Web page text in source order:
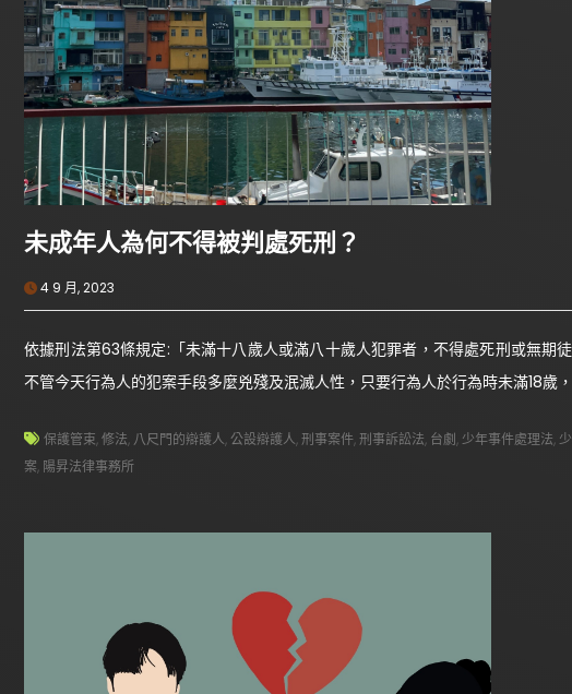
未成年人為何不得被判處死刑？
4 9 月, 2023
依據刑法第63條規定:「未滿十八歲人或滿八十歲人犯罪者，不得處死刑或無期
不管今天行為人的犯案手段多麼兇殘及泯滅人性，只要行為人於行為時未滿18歲
保護管束,修法, 八尺門的辯護人, 公設辯護人,刑事案件,刑事訴訟法, 台劇,少年事件處理法,
案, 陽昇法律事務所